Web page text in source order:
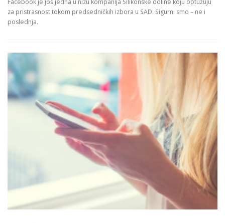
Facebook je još jedna u nizu kompanija Silikonske doline koju optužuju
za pristrasnost tokom predsedničkih izbora u SAD. Sigurni smo – ne i
poslednja.